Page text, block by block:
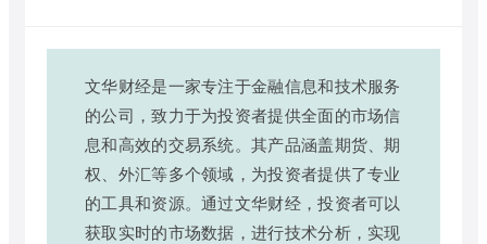
文华财经是一家专注于金融信息和技术服务
的公司，致力于为投资者提供全面的市场信
息和高效的交易系统。其产品涵盖期货、期
权、外汇等多个领域，为投资者提供了专业
的工具和资源。通过文华财经，投资者可以
获取实时的市场数据，进行技术分析，实现